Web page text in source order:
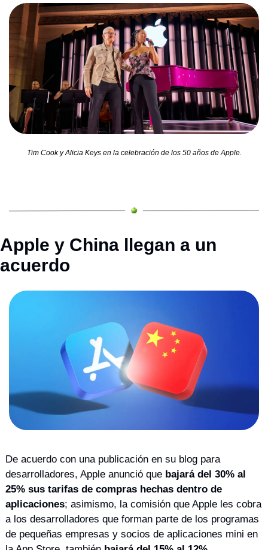
Tim Cook y Alicia Keys en la celebración de los 50 años de Apple.
Apple y China llegan a un
acuerdo
De acuerdo con una publicación en su blog para
desarrolladores, Apple anunció que bajará del 30% al
25% sus tarifas de compras hechas dentro de
aplicaciones; asimismo, la comisión que Apple les cobra
a los desarrolladores que forman parte de los programas
de pequeñas empresas y socios de aplicaciones mini en